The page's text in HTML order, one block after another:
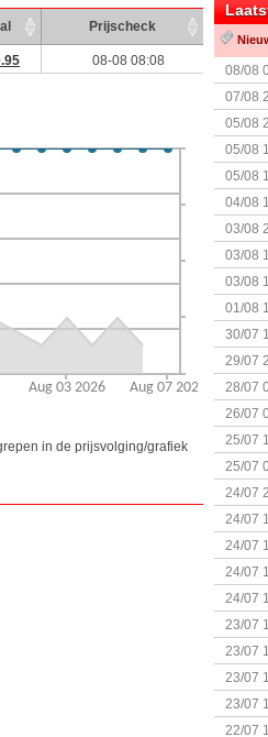
Prijscheck
08-08 08:08
in de prijsvolging/grafiek
08/08
07/08
05/08
05/08
05/08
04/08
+
03/08
03/08
03/08
01/08
30/07
29/07
28/07
26/07
25/07
25/07
24/07
24/07
24/07
24/07
24/07
23/07
start
23/07
23/07
23/07
22/07